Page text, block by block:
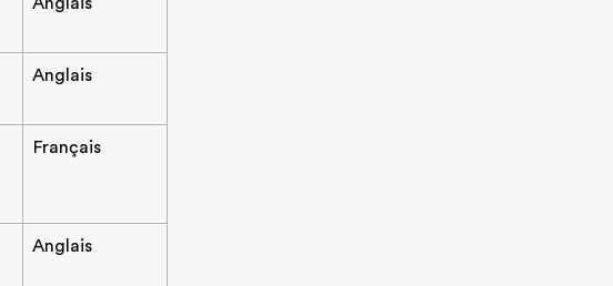
Anglais
Français
Anglais